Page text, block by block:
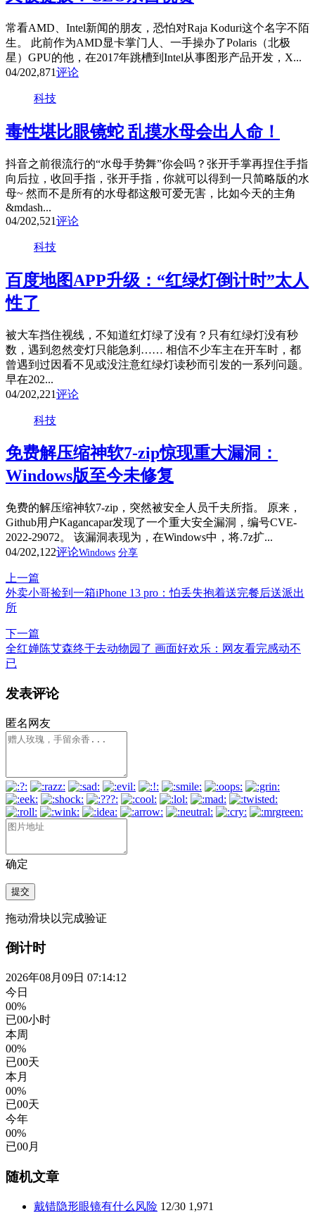
常看AMD、Intel新闻的朋友，恐怕对Raja Koduri这个名字不陌
生。 此前作为AMD显卡掌门人、一手操办了Polaris（北极
星）GPU的他，在2017年跳槽到Intel从事图形产品开发，X...
04/202,871评论
科技
毒性堪比眼镜蛇 乱摸水母会出人命！
抖音之前很流行的“水母手势舞”你会吗？张开手掌再捏住手指
向后拉，收回手指，张开手指，你就可以得到一只简略版的水
母~ 然而不是所有的水母都这般可爱无害，比如今天的主角
&mdash...
04/202,521评论
科技
百度地图APP升级：“红绿灯倒计时”太人
性了
被大车挡住视线，不知道红灯绿了没有？只有红绿灯没有秒
数，遇到忽然变灯只能急刹…… 相信不少车主在开车时，都
曾遇到过因看不见或没注意红绿灯读秒而引发的一系列问题。
早在202...
04/202,221评论
科技
免费解压缩神软7-zip惊现重大漏洞：
Windows版至今未修复
免费的解压缩神软7-zip，突然被安全人员千夫所指。 原来，
Github用户Kagancapar发现了一个重大安全漏洞，编号CVE-
2022-29072。 该漏洞表现为，在Windows中，将.7z扩...
04/202,122评论Windows 分享
上一篇
外卖小哥捡到一箱iPhone 13 pro：怕丢失抱着送完餐后送派出
所
下一篇
全红婵陈艾森终于去动物园了 画面好欢乐：网友看完感动不
已
发表评论
匿名网友
确定
提交
拖动滑块以完成验证
倒计时
2026年08月09日 07:14:13
今日
00%
已00小时
本周
00%
已00天
本月
00%
已00天
今年
00%
已00月
随机文章
戴错隐形眼镜有什么风险 12/30 1,971